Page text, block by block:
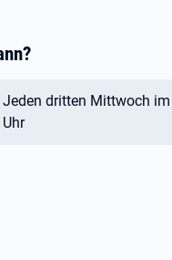
Wichtig:
Jeden dritten Mittwoch
Uhr